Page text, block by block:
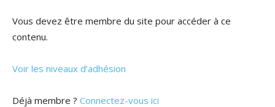
Vous devez être membre du site pour accéder à ce
contenu.
Voir les niveaux d’adhésion
Déjà membre ? Connectez-vous ici